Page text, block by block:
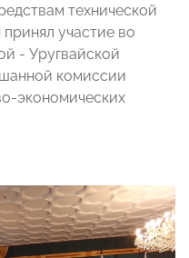
технической
участие во
- Уругвайской
комиссии
экономических